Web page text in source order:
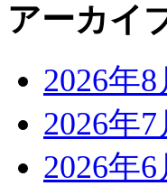
アーカイ
2026年8
2026年7
2026年6